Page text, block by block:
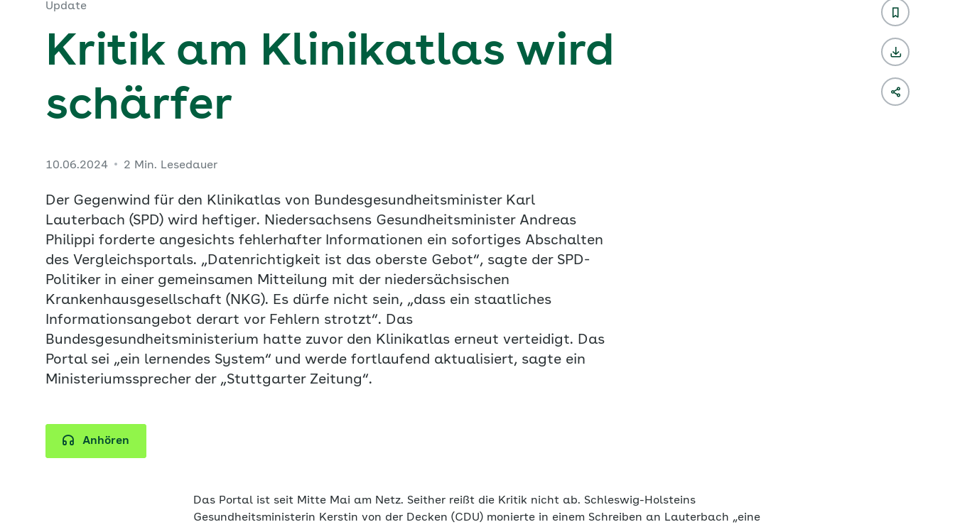
Update
Kritik am Klinikatlas wird
schärfer
10.06.2024 2 Min. Lesedauer
Der Gegenwind für den Klinikatlas von Bundesgesundheitsminister Karl
Lauterbach (SPD) wird heftiger. Niedersachsens Gesundheitsminister Andreas
Philippi forderte angesichts fehlerhafter Informationen ein sofortiges Abschalten
des Vergleichsportals. „Datenrichtigkeit ist das oberste Gebot“, sagte der SPD-
Politiker in einer gemeinsamen Mitteilung mit der niedersächsischen
Krankenhausgesellschaft (NKG). Es dürfe nicht sein, „dass ein staatliches
Informationsangebot derart vor Fehlern strotzt“. Das
Bundesgesundheitsministerium hatte zuvor den Klinikatlas erneut verteidigt. Das
Portal sei „ein lernendes System“ und werde fortlaufend aktualisiert, sagte ein
Ministeriumssprecher der „Stuttgarter Zeitung“.
Anhören
Das Portal ist seit Mitte Mai am Netz. Seither reißt die Kritik nicht ab. Schleswig-Holsteins
Gesundheitsministerin Kerstin von der Decken (CDU) monierte in einem Schreiben an Lauterbach „eine